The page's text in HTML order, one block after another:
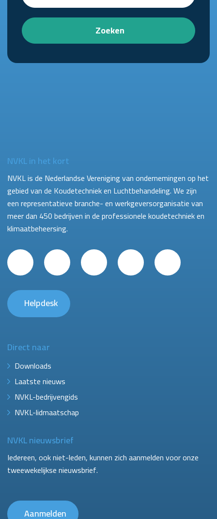
Zoeken
NVKL in het kort
NVKL is de Nederlandse Vereniging van ondernemingen op het
gebied van de Koudetechniek en Luchtbehandeling. We zijn
een representatieve branche- en werkgeversorganisatie van
meer dan 450 bedrijven in de professionele koudetechniek en
klimaatbeheersing.
Helpdesk
Direct naar
Downloads
Laatste nieuws
NVKL-bedrijvengids
NVKL-lidmaatschap
NVKL nieuwsbrief
Iedereen, ook niet-leden, kunnen zich aanmelden voor onze
tweewekelijkse nieuwsbrief.
Aanmelden